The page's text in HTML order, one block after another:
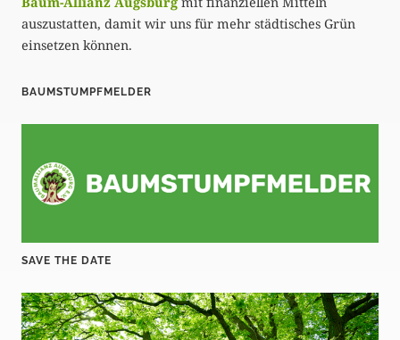
auszustatten, damit wir uns für mehr städtisches Grün
einsetzen können.
BAUMSTUMPFMELDER
SAVE THE DATE